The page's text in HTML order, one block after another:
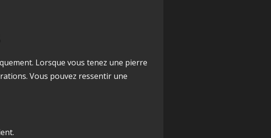
Lorsque vous tenez une pierre
Vous pouvez ressentir une